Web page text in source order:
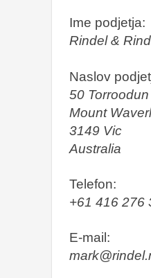
Ime podjetja:
Rindel &
Naslov
50
Mount
3149 Vic
Australia
Telefon:
+61 416 276
E-mail: